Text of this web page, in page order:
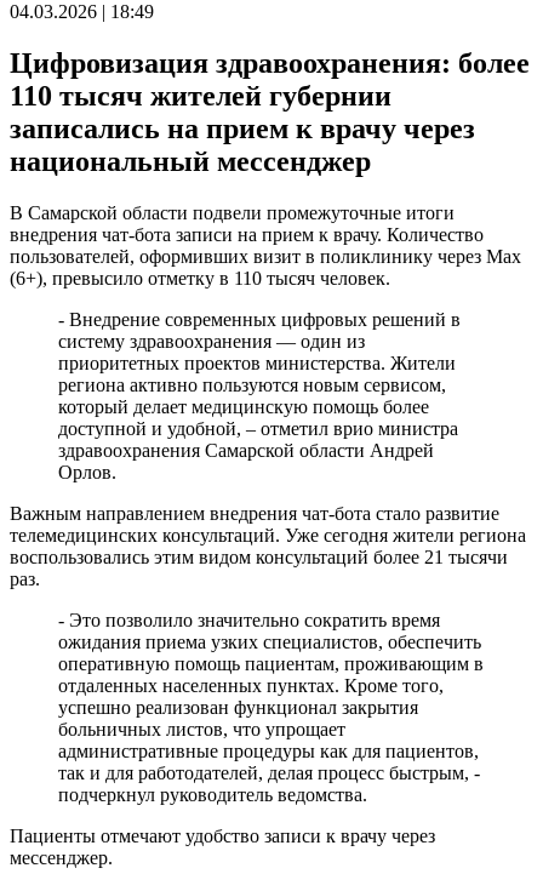
Самарцам рассказали, какие травмы бывают при падении
07.08.2026 | 12:19
Как региональный конкурс "Достояние губернии" помогает
предпринимателям выходить на новый уровень
07.08.2026 | 12:00
Юнармейцы Промышленного района осваивают беспилотные
системы
В двух городах выявили загрязнение воздуха из-за горящей
свалки
07.08.2026 | 11:40
В Самаре продолжается обновление парка имени Щорса
В Красноярском районе проверили безопасность и ремонт в
школах и детсадах
07.08.2026 | 11:31
Жители Отрадного проходят исследования на современном
компьютерном томографе
07.08.2026 | 11:23
В Тольятти изменят схему движения общественного
транспорта до 30 сентября
Елена Дьякова — об истории создания конкурса компаний
"Достояние губернии"
07.08.2026 | 11:20
Последние жаркие дни лета в Самарской области – в эти
07.08.2026 | 11:16
Вячеслав Федорищев заявил о старте нового сезона
федеральной программы "Мама-предприниматель" в регионе
07.08.2026 | 10:57
На острове Поджабный в Самаре тушили горящий мусор
07.08.2026 | 10:55
Жители Самары рассказали, как проведут остаток лета
07.08.2026 | 10:49
Выставка о Самаре открылась на Тверском бульваре Москвы
В Тольятти стартовал третий день гандбольного турнира
Спартакиады народов России
04.03.2026 | 18:49
Цифровизация здравоохранения: более
110 тысяч жителей губернии
записались на прием к врачу через
национальный мессенджер
В Самарской области подвели промежуточные итоги
внедрения чат-бота записи на прием к врачу. Количество
пользователей, оформивших визит в поликлинику через Мах
(6+), превысило отметку в 110 тысяч человек.
- Внедрение современных цифровых решений в
систему здравоохранения — один из
приоритетных проектов министерства. Жители
региона активно пользуются новым сервисом,
который делает медицинскую помощь более
доступной и удобной, – отметил врио министра
здравоохранения Самарской области Андрей
Орлов.
Важным направлением внедрения чат-бота стало развитие
телемедицинских консультаций. Уже сегодня жители региона
воспользовались этим видом консультаций более 21 тысячи
раз.
- Это позволило значительно сократить время
ожидания приема узких специалистов, обеспечить
оперативную помощь пациентам, проживающим в
отдаленных населенных пунктах. Кроме того,
успешно реализован функционал закрытия
больничных листов, что упрощает
административные процедуры как для пациентов,
так и для работодателей, делая процесс быстрым, -
подчеркнул руководитель ведомства.
Пациенты отмечают удобство записи к врачу через
мессенджер.